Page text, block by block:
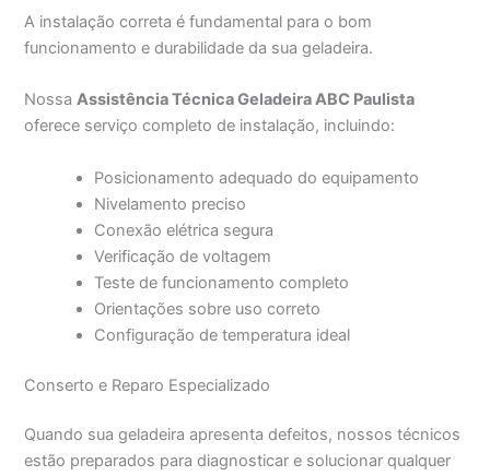
A instalação correta é fundamental para o bom
funcionamento e durabilidade da sua geladeira.
NossaAssistência Técnica Geladeira ABC Paulista
oferece serviço completo de instalação, incluindo:
Posicionamento adequado do equipamento
Nivelamento preciso
Conexão elétrica segura
Verificação de voltagem
Teste de funcionamento completo
Orientações sobre uso correto
Configuração de temperatura ideal
Conserto e Reparo Especializado
Quando sua geladeira apresenta defeitos, nossos técnicos
estão preparados para diagnosticar e solucionar qualquer